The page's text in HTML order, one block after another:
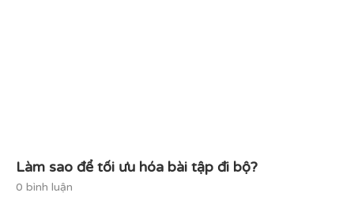
Làm sao để tối ưu hóa bài tập đi bộ?
0 bình luận